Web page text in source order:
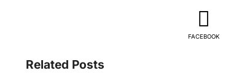
FACEBOOK
Related Posts